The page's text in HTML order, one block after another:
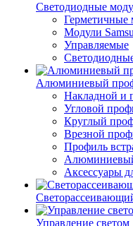
Светодиодные
Герметичные
Модули
Управляемые
Алюминиевый
Накладной и
Угловой
Круглый
Врезной
Профиль
Аксессуары
Управление светом